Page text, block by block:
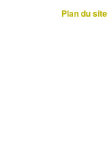
Plan du site